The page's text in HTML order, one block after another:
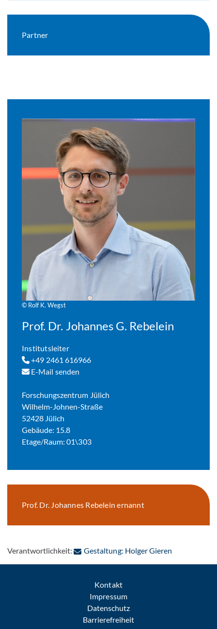
Partner
© Rolf K. Wegst
Prof. Dr. Johannes G. Rebelein
Institutsleiter
+49 2461 616966
E-Mail senden
Forschungszentrum Jülich
Wilhelm-Johnen-Straße
52428 Jülich
Gebäude: 15.8
Etage/Raum: 01\303
Prof. Dr. Johannes Rebelein ernannt
Verantwortlichkeit: Gestaltung: Holger Gieren: Per E-Mail
Kontakt
Impressum
Datenschutz
Barrierefreiheit